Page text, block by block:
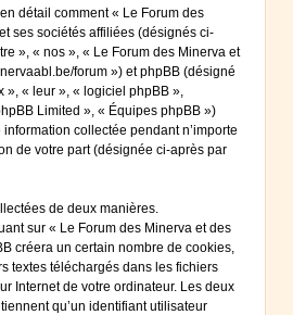
détail comment « Le Forum des
ses sociétés affiliées (désignés ci-
», « nos », « Le Forum des Minerva et
forum ») et phpBB (désigné
», « leur », « logiciel phpBB »,
Limited », « Équipes phpBB »)
collectée pendant n’importe
de votre part (désignée ci-après par
de deux manières.
sur « Le Forum des Minerva et des
créera un certain nombre de cookies,
textes téléchargés dans les fichiers
Internet de votre ordinateur. Les deux
qu’un identifiant utilisateur